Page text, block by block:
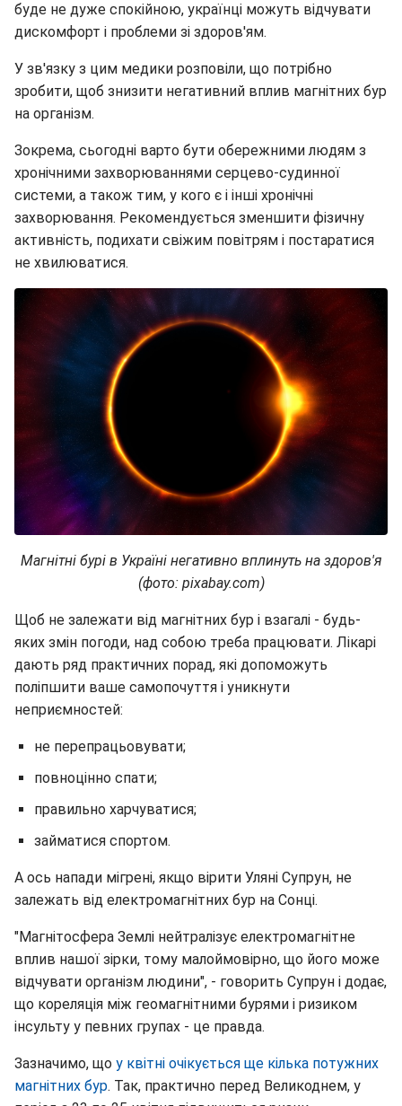
буде не дуже спокійною, українці можуть відчувати
дискомфорт і проблеми зі здоров'ям.
У зв'язку з цим медики розповіли, що потрібно
зробити, щоб знизити негативний вплив магнітних бур
на організм.
Зокрема, сьогодні варто бути обережними людям з
хронічними захворюваннями серцево-судинної
системи, а також тим, у кого є і інші хронічні
захворювання. Рекомендується зменшити фізичну
активність, подихати свіжим повітрям і постаратися
не хвилюватися.
Магнітні бурі в Україні негативно вплинуть на здоров'я
(фото: pixabay.com)
Щоб не залежати від магнітних бур і взагалі - будь-
яких змін погоди, над собою треба працювати. Лікарі
дають ряд практичних порад, які допоможуть
поліпшити ваше самопочуття і уникнути
неприємностей:
не перепрацьовувати;
повноцінно спати;
правильно харчуватися;
займатися спортом.
А ось напади мігрені, якщо вірити Уляні Супрун, не
залежать від електромагнітних бур на Сонці.
"Магнітосфера Землі нейтралізує електромагнітне
вплив нашої зірки, тому малоймовірно, що його може
відчувати організм людини", - говорить Супрун і додає,
що кореляція між геомагнітними бурями і ризиком
інсульту у певних групах - це правда.
Зазначимо, що у квітні очікується ще кілька потужних
магнітних бур. Так, практично перед Великоднем, у